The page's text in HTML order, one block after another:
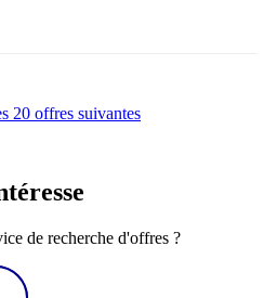
20 offres suivantes
de recherche d'offres ?